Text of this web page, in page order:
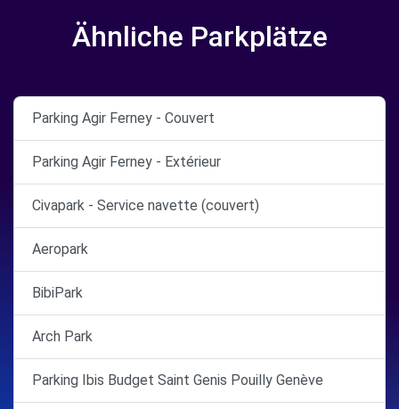
Ähnliche Parkplätze
Parking Agir Ferney - Couvert
Parking Agir Ferney - Extérieur
Civapark - Service navette (couvert)
Aeropark
BibiPark
Arch Park
Parking Ibis Budget Saint Genis Pouilly Genève